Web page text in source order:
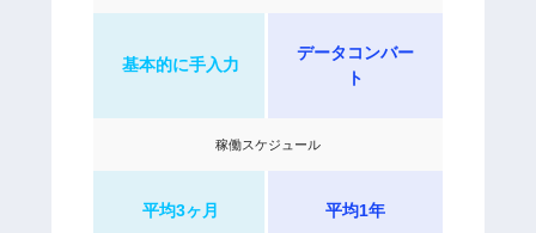
基本的に手入力
データコンバー
ト
稼働スケジュール
平均3ヶ月 平均1年